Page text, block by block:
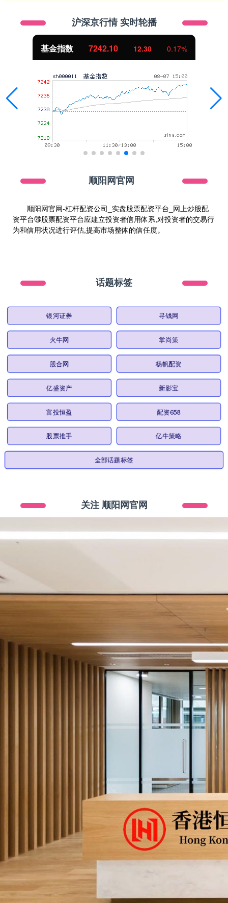
沪深京行情 实时轮播
国债指数 229.69 0.10 0.04%
顺阳网官网
顺阳网官网-杠杆配资公司_实盘股票配资平台_网上炒股配
资平台㉖股票配资平台应建立投资者信用体系,对投资者的交易行
为和信用状况进行评估,提高市场整体的信任度。
话题标签
银河证券 寻钱网
火牛网 掌尚策
股合网 杨帆配资
亿盛资产 新影宝
富投恒盈 配资658
股票推手 亿牛策略
全部话题标签
关注 顺阳网官网